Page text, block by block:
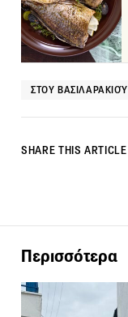
ΣΤΟΥ ΒΑΣΙΛΑΡΑΚΙΟΎ
SHARE THIS ARTICLE
Περισσότερα